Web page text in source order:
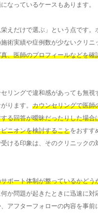
なっているケースもあります。
えだけで選ぶ」という点です。
術実績や症例数が少ないクリニ
、医師のプロフィールなどを確
リングで違和感があっても無視
ります。 カウンセリングで医師
る回答が曖昧だったりした場合
ニオンを検討することをおすす
ける印象は、そのクリニックの
ポート体制が整っているかどう
か問題が起きたときに迅速に対
アフターフォローの内容を事前